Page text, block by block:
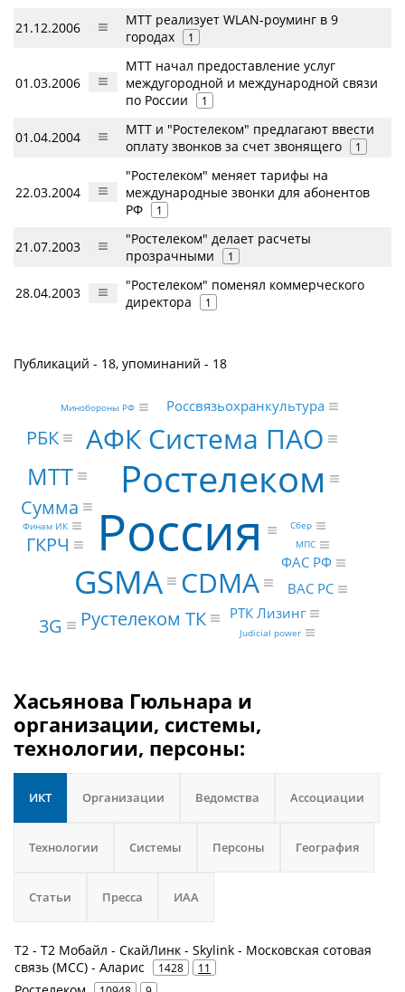
21.12.2006
МТТ реализует WLAN-роуминг в 9
городах
1
01.03.2006
МТТ начал предоставление услуг
междугородной и международной связи
по России
1
01.04.2004
МТТ и "Ростелеком" предлагают ввести
оплату звонков за счет звонящего
1
22.03.2004
"Ростелеком" меняет тарифы на
международные звонки для абонентов
РФ
1
21.07.2003
"Ростелеком" делает расчеты
прозрачными
1
28.04.2003
"Ростелеком" поменял коммерческого
директора
1
Публикаций - 18, упоминаний - 18
Россия
Ростелеком
GSMA
АФК Система ПАО
CDMA
МТТ
РБК
Сумма
ГКРЧ
3G Рустелеком ТК РТК Лизинг
ВАС РС
ФАС РФ
Россвязьохранкультура
МПС
Сбер
Финам ИК
Judicial power
Минобороны РФ
Хасьянова Гюльнара и
организации, системы,
технологии, персоны:
ИКТ Организации Ведомства Ассоциации
Технологии Системы Персоны География
Статьи Пресса ИАА
Т2 - Т2 Мобайл - СкайЛинк - Skylink - Московская сотовая
связь (МСС) - Аларис
1428 11